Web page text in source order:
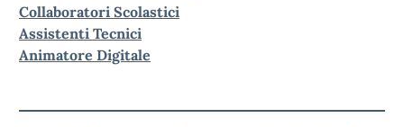
Collaboratori Scolastici
Assistenti Tecnici
Animatore Digitale